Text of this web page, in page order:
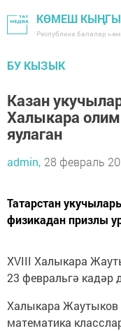
КӨМЕШ
Республика балалар
БУ КЫЗЫК
Казан
Халыкара
яулаган
admin, 28 февраль
Татарстан
физикадан призлы
XVIII Халыкара
23 февральгә кадәр
Халыкара
математика